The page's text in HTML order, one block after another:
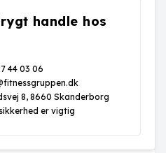
handle hos
44 03 06
8, 8660 Skanderborg
er vigtig